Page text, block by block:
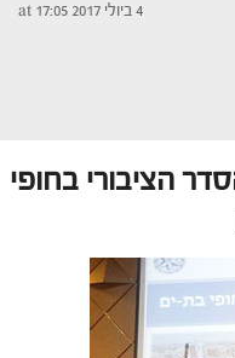
4 ביולי 2017 at 17:05
הציבורי בחופי